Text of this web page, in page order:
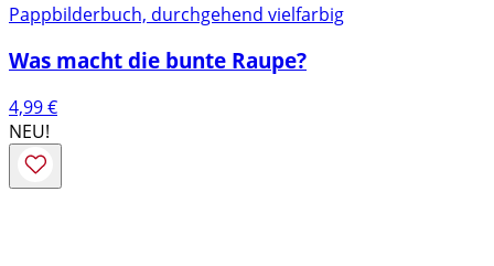
Pappbilderbuch, durchgehend vielfarbig
Was macht die bunte Raupe?
4,99€
NEU!